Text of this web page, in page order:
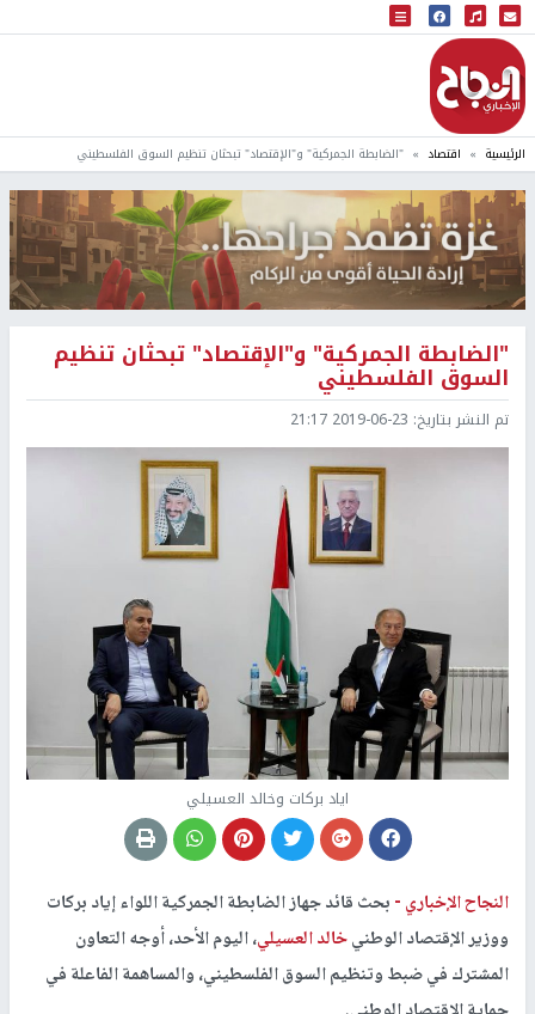
البث المباشر
إذاعة النجاح
الرئيسية اقتصاد "الضابطة الجمركية" و"الإقتصاد" تبحثان تنظيم السوق الفلسطيني
"الضابطة الجمركية" و"الإقتصاد" تبحثان تنظيم
السوق الفلسطيني
تم النشر بتاريخ: 2019-06-23 21:17
اياد بركات وخالد العسيلي
النجاح الإخباري -بحث قائد جهاز الضابطة الجمركية اللواء إياد بركات
ووزير الإقتصاد الوطنيخالد العسيلي، اليوم الأحد، أوجه التعاون
المشترك في ضبط وتنظيم السوق الفلسطيني، والمساهمة الفاعلة في